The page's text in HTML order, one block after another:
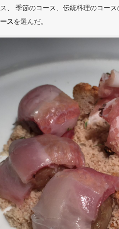
、 季節のコース、伝統料理のコー
スを選んだ。